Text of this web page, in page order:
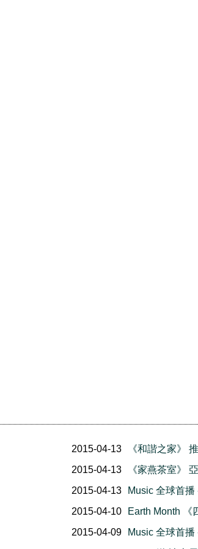
2015-04-13
《和諧之家》
2015-04-13
《家燕茶室》
2015-04-13
Music 全球首
2015-04-10
Earth Month 《
2015-04-09
Music 全球首